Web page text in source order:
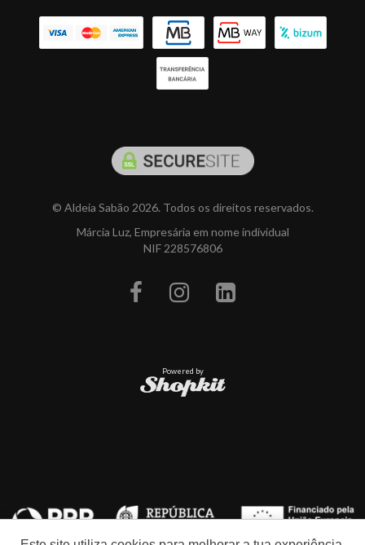
© Aldeia Sabão 2026. Todos os direitos reservados.
Márcia Luz, Empresária em nome individual
NIF 228576806
Powered by